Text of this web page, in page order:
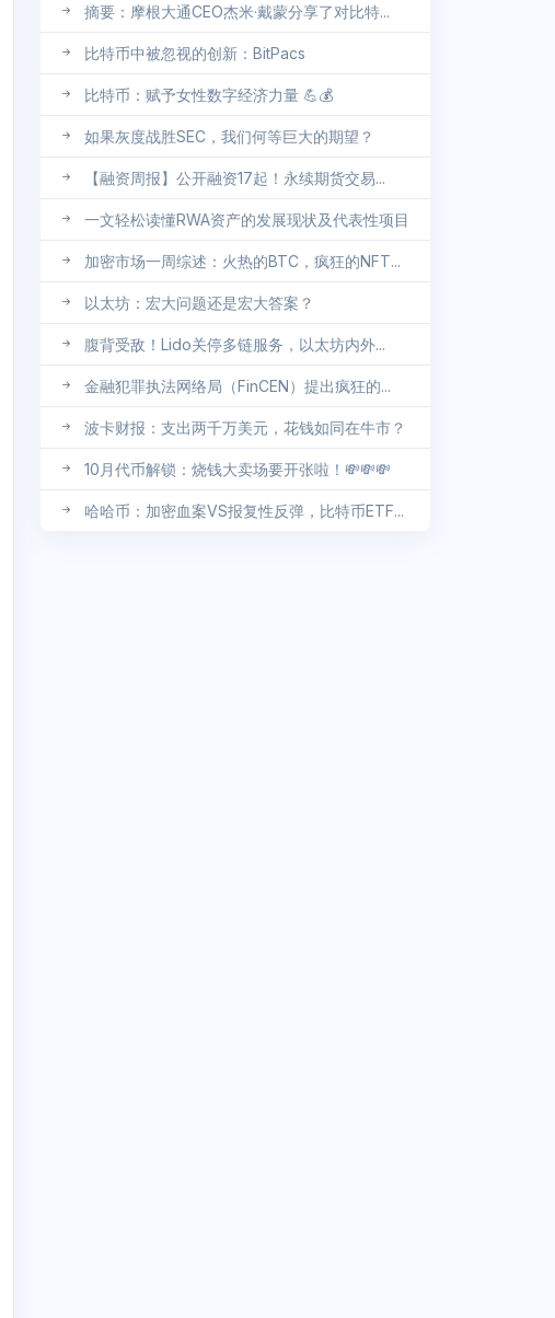
摘要：摩根大通CEO杰米·戴蒙分享了对比特...
比特币中被忽视的创新：BitPacs
比特币：赋予女性数字经济力量 💪💰
如果灰度战胜SEC，我们何等巨大的期望？
【融资周报】公开融资17起！永续期货交易...
一文轻松读懂RWA资产的发展现状及代表性项目
加密市场一周综述：火热的BTC，疯狂的NFT...
以太坊：宏大问题还是宏大答案？
腹背受敌！Lido关停多链服务，以太坊内外...
金融犯罪执法网络局（FinCEN）提出疯狂的...
波卡财报：支出两千万美元，花钱如同在牛市？
10月代币解锁：烧钱大卖场要开张啦！💸💸💸
哈哈币：加密血案VS报复性反弹，比特币ETF...